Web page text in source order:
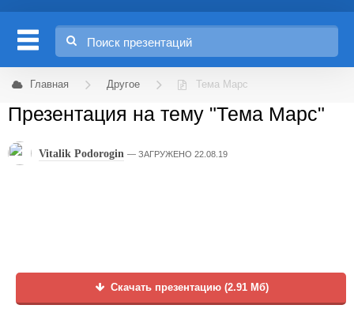
Главная Другое Тема Марс
Презентация на тему "Тема Марс"
Vitalik Podorogin ЗАГРУЖЕНО 22.08.19
Скачать презентацию (2.91 Мб)